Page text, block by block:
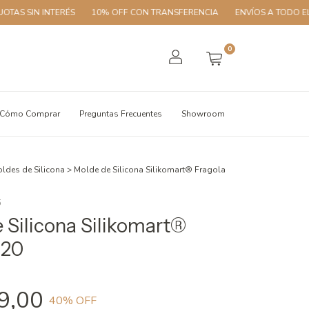
10% OFF CON TRANSFERENCIA ENVÍOS A TODO EL PAÍS
0
Cómo Comprar Preguntas Frecuentes Showroom
de Silicona > Molde de Silicona Silikomart® Fragola
Silicona Silikomart®
40% OFF